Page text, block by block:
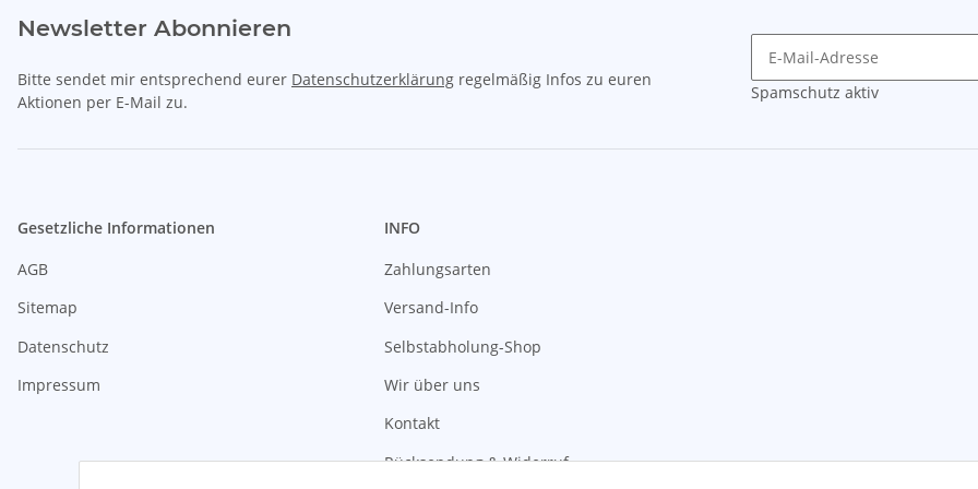
Newsletter Abonnieren
Bitte sendet mir entsprechend eurer Datenschutzerklärung regelmäßig Infos zu euren
Aktionen per E-Mail zu.
Spamschutz aktiv
Gesetzliche Informationen
AGB
Sitemap
Datenschutz
Impressum
INFO
Zahlungsarten
Versand-Info
Selbstabholung-Shop
Wir über uns
Kontakt
Rücksendung & Widerruf